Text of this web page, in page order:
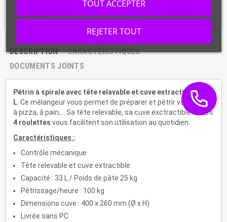
DESCRIPTION
CARACTÉRISTIQUES
DOCUMENTS JOINTS
Pétrin à spirale avec tête relavable et cuve extractible de 33
L . Ce mélangeur vous permet de préparer et pétrir vos pâtes
à pizza, à pain,... Sa tête relevable, sa cuve exctractible et ses
4 roulettes vous facilitent son utilisation au quotidien.
Caractéristiques :
Contrôle mécanique
Tête relevable et cuve extractible
Capacité : 33 L / Poids de pâte 25 kg
Pétrissage/heure : 100 kg
Dimensions cuve : 400 x 260 mm (Ø x H)
Livrée sans PC
REJETER TOUT
TOUT ACCEPTER